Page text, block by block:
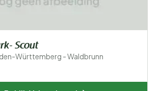
Scout
Württemberg - Waldbrunn